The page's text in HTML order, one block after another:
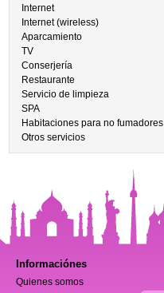
Internet
Internet (wireless)
Aparcamiento
TV
Conserjería
Restaurante
Servicio de limpieza
SPA
Habitaciones para no fumadores
Otros servicios
Informaciónes
Quienes somos